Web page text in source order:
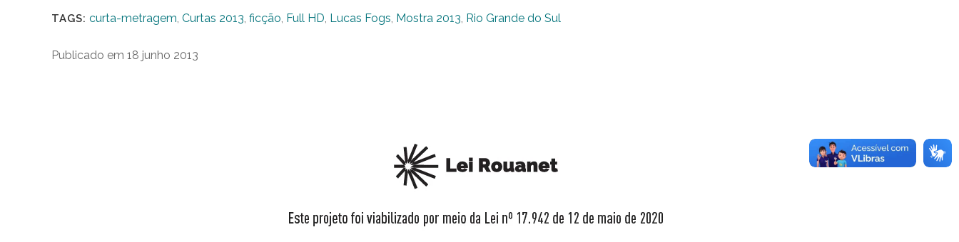
TAGS: curta-metragem Curtas 2013 ficção Full HD Lucas Fogs Mostra 2013 Rio Grande do Sul
Publicado em 18 junho 2013